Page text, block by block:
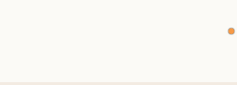
feste di compleanno,